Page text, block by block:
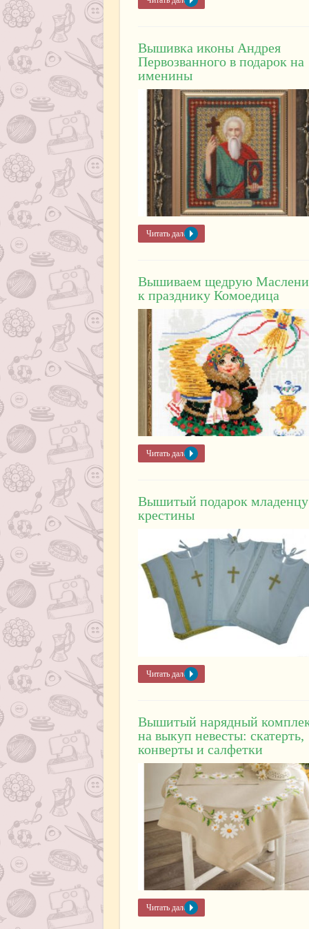
Вышивка иконы Андрея
Первозванного в подарок на
именины
Читать далее »
Вышиваем щедрую
к празднику Комоедица
Читать далее »
Вышитый подарок
крестины
Читать далее »
Вышитый нарядный
на выкуп невесты: скатерть,
конверты и салфетки
Читать далее »